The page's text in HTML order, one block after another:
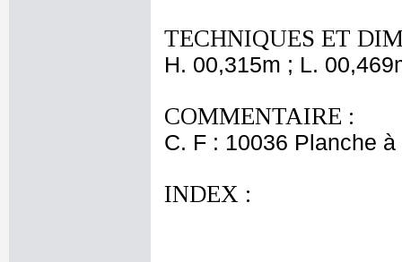
TECHNIQUES ET
H. 00,315m ; L.
COMMENTAIRE :
C. F : 10036 Planche
INDEX :